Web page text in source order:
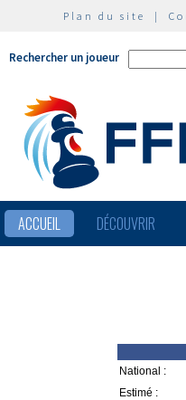
Plan du site |
Rechercher un joueur
ACCUEIL DÉCOUVRIR
National :
Estimé :